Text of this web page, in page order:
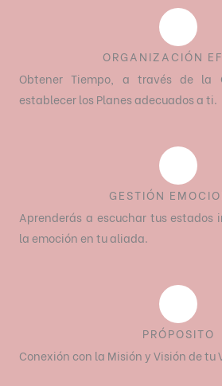
ORGANIZACIÓN
Obtener Tiempo, a través de la
establecer los Planes adecuados a ti.
GESTIÓN
Aprenderás a escuchar tus estados
la emoción en tu aliada.
PRÓPOSITO
Conexión con la Misión y Visión de tu